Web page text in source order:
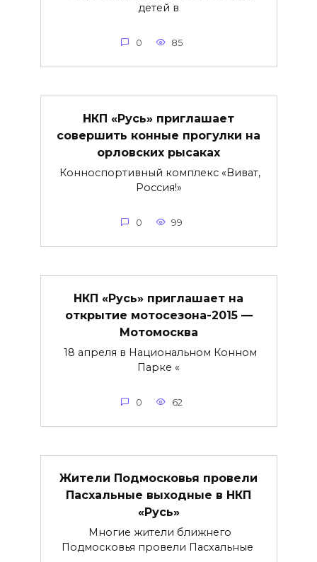
детей в
0 85
НКП «Русь» приглашает
совершить конные прогулки на
орловских рысаках
Конноспортивный комплекс «Виват,
Россия!»
0 99
НКП «Русь» приглашает на
открытие мотосезона-2015 —
Мотомосква
18 апреля в Национальном Конном
Парке «
0 62
Жители Подмосковья провели
Пасхальные выходные в НКП
«Русь»
Многие жители ближнего
Подмосковья провели Пасхальные